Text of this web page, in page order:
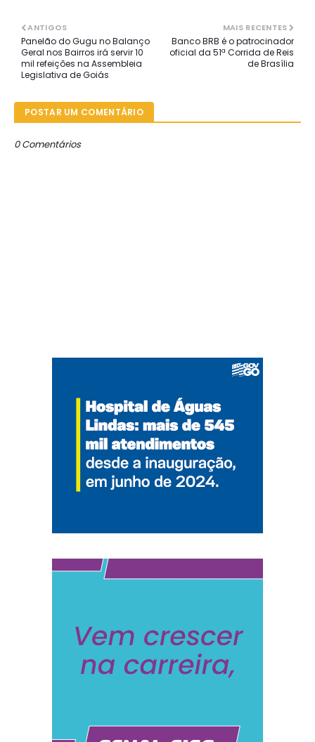
MAIS RECENTES
Banco BRB é o patrocinador
oficial da 51ª Corrida de Reis
de Brasília
ANTIGOS
Panelão do Gugu no Balanço
Geral nos Bairros irá servir 10
mil refeições na Assembleia
Legislativa de Goiás
POSTAR UM COMENTÁRIO
0 Comentários